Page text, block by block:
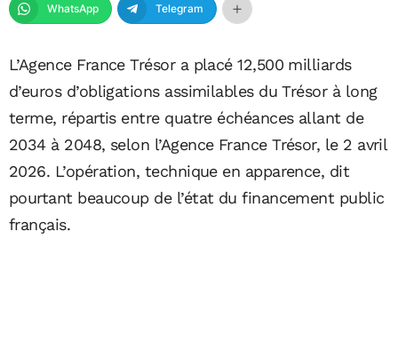
WhatsApp Telegram
L’Agence France Trésor a placé 12,500 milliards
d’euros d’obligations assimilables du Trésor à long
terme, répartis entre quatre échéances allant de
2034 à 2048, selon l’Agence France Trésor, le 2 avril
2026. L’opération, technique en apparence, dit
pourtant beaucoup de l’état du financement public
français.